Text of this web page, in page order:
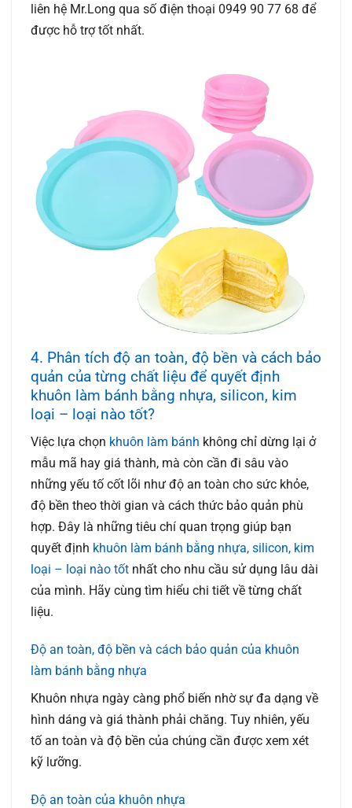
liên hệ Mr.Long qua số điện thoại 0949 90 77 68 để
được hỗ trợ tốt nhất.
4. Phân tích độ an toàn, độ bền và cách bảo
quản của từng chất liệu để quyết định
khuôn làm bánh bằng nhựa, silicon, kim
loại – loại nào tốt?
Việc lựa chọn khuôn làm bánh không chỉ dừng lại ở
mẫu mã hay giá thành, mà còn cần đi sâu vào
những yếu tố cốt lõi như độ an toàn cho sức khỏe,
độ bền theo thời gian và cách thức bảo quản phù
hợp. Đây là những tiêu chí quan trọng giúp bạn
quyết định khuôn làm bánh bằng nhựa, silicon, kim
loại – loại nào tốt nhất cho nhu cầu sử dụng lâu dài
của mình. Hãy cùng tìm hiểu chi tiết về từng chất
liệu.
Độ an toàn, độ bền và cách bảo quản của khuôn
làm bánh bằng nhựa
Khuôn nhựa ngày càng phổ biến nhờ sự đa dạng về
hình dáng và giá thành phải chăng. Tuy nhiên, yếu
tố an toàn và độ bền của chúng cần được xem xét
kỹ lưỡng.
Độ an toàn của khuôn nhựa